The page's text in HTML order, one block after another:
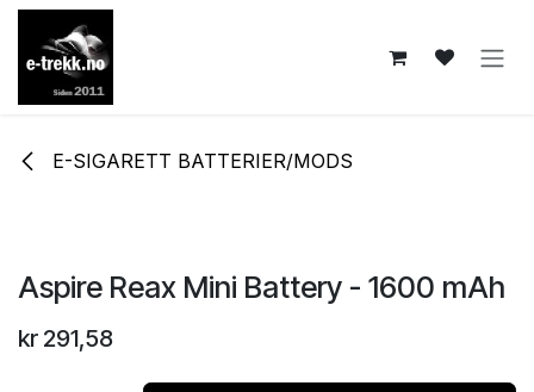
Skip to Content
E-SIGARETT BATTERIER/MODS
Aspire Reax Mini Battery - 1600 mAh
kr 291,58